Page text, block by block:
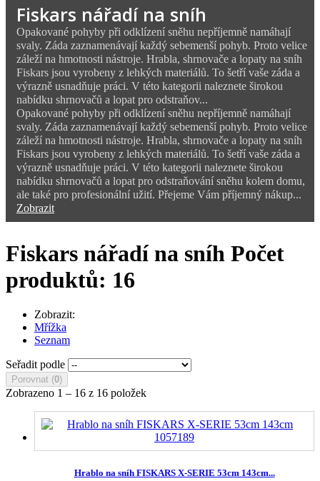
Fiskars nářadí na sníh
Opakované pohyby při odklízení sněhu nepříjemně namáhají
svaly. Záda zaznamenávají každý sebemenší pohyb. Proto velice
záleží na hmotnosti nástroje. Hrabla, shrnovače a lopaty na sníh
Fiskars jsou vyrobeny z lehkých materiálů. To šetří vaše záda a
výrazně usnadňuje práci. V této kategorii naleznete širokou
nabídku shrnovačů a lopat pro odstraňov...
Opakované pohyby při odklízení sněhu nepříjemně namáhají
svaly. Záda zaznamenávají každý sebemenší pohyb. Proto velice
záleží na hmotnosti nástroje. Hrabla, shrnovače a lopaty na sníh
Fiskars jsou vyrobeny z lehkých materiálů. To šetří vaše záda a
výrazně usnadňuje práci. V této kategorii naleznete širokou
nabídku shrnovačů a lopat pro odstraňování sněhu kolem domu,
ale také pro profesionální užití. Přejeme Vám příjemný nákup...
Zobrazit
Fiskars nářadí na sníh Počet
produktů: 16
Zobrazit:
Mřížka
Seznam
Seřadit podle
Porovnat (0)
Zobrazeno 1 – 16 z 16 položek
Hrablo na sníh FISKARS X-SERIE 53cm 143cm...